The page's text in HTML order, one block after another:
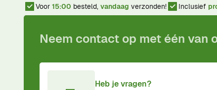
Voor 15:00 besteld, vandaag verzonden! Inclusief
Neem contact op met één van
Heb je vragen?